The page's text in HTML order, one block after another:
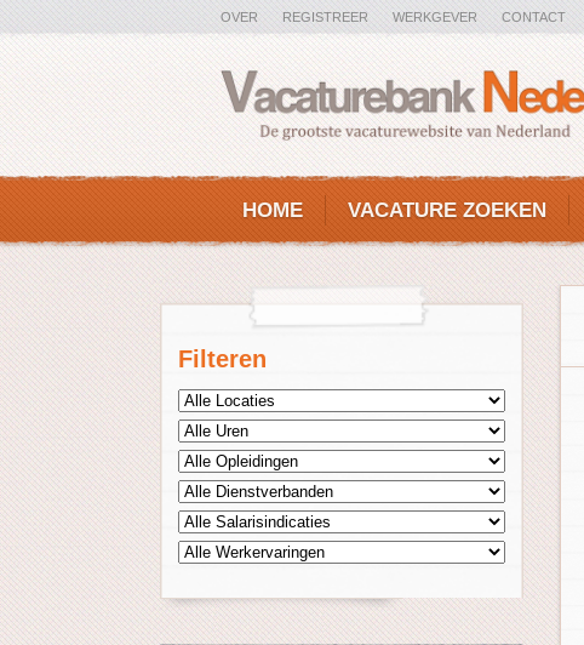
OVER REGISTREER WERKGEVER CONTACT
HOME VACATURE ZOEKEN
Filteren